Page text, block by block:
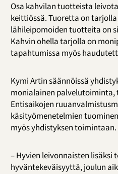
Osa kahvilan tuotteista
keittiössä. Tuoretta on
lähileipomoiden tuotteita on
Kahvin ohella tarjolla on
tapahtumissa myös
Kymi Artin säännöissä
monialainen palvelutoiminta,
Entisaikojen
käsityömenetelmien
myös yhdistyksen toimintaan.
– Hyvien leivonnaisten lisäksi
hyväntekeväisyyttä, joulun